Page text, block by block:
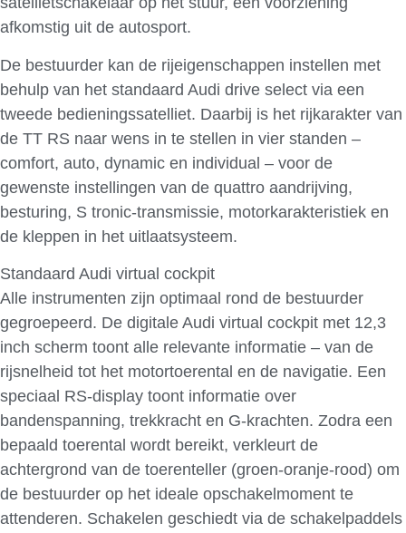
afkomstig uit de autosport.
De bestuurder kan de rijeigenschappen instellen met
behulp van het standaard Audi drive select via een
tweede bedieningssatelliet. Daarbij is het rijkarakter van
de TT RS naar wens in te stellen in vier standen –
comfort, auto, dynamic en individual – voor de
gewenste instellingen van de quattro aandrijving,
besturing, S tronic-transmissie, motorkarakteristiek en
de kleppen in het uitlaatsysteem.
Standaard Audi virtual cockpit
Alle instrumenten zijn optimaal rond de bestuurder
gegroepeerd. De digitale Audi virtual cockpit met 12,3
inch scherm toont alle relevante informatie – van de
rijsnelheid tot het motortoerental en de navigatie. Een
speciaal RS-display toont informatie over
bandenspanning, trekkracht en G-krachten. Zodra een
bepaald toerental wordt bereikt, verkleurt de
achtergrond van de toerenteller (groen-oranje-rood) om
de bestuurder op het ideale opschakelmoment te
attenderen. Schakelen geschiedt via de schakelpaddels